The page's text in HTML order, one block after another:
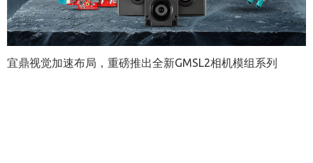
宜鼎视觉加速布局，重磅推出全新GMSL2相机模组系列